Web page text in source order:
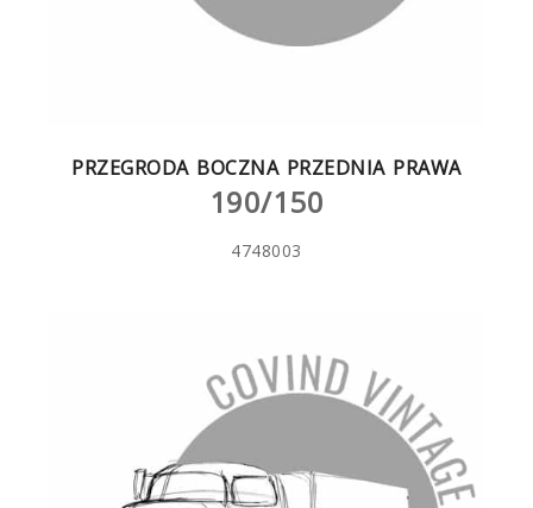
PRZEGRODA BOCZNA PRZEDNIA PRAWA
190/150
4748003